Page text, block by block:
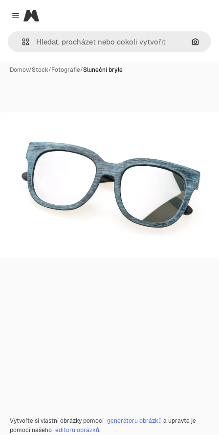
Close menu
Magnific
Hledat
Domov/Stock/Fotografie/Sluneční brýle
Vytvořte si vlastní obrázky pomocí generátoru obrázků a upravte je
pomocí našeho editoru obrázků.